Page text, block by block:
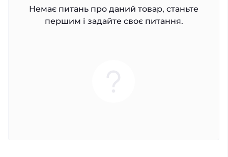
Немає питань про даний товар, станьте
першим і задайте своє питання.